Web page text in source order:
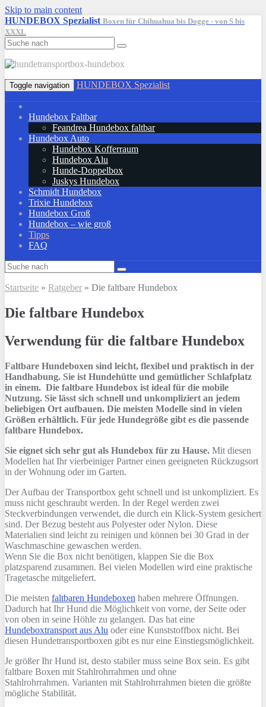
Skip to main content
HUNDEBOX Spezialist Boxen für Chihuahua bis Dogge - von S bis
XXXL
Toggle navigation HUNDEBOX Spezialist
Hundebox Faltbar
Feandrea Hundebox faltbar
Hundebox Auto
Hundebox Kofferraum
Hundebox Alu
Hunde-Doppelbox
Juskys Hundebox
Schmidt Hundebox
Trixie Hundebox
Hundebox Groß
Hundebox – wie groß
Tipps
FAQ
Startseite » Ratgeber » Die faltbare Hundebox
Die faltbare Hundebox
Verwendung für die faltbare Hundebox
Faltbare Hundeboxen sind leicht, flexibel und praktisch in der
Handhabung. Sie ist Hundehütte und gemütlicher Schlafplatz
in einem. Die faltbare Hundebox ist ideal für die mobile
Nutzung. Sie lässt sich schnell und unkompliziert an jedem
beliebigen Ort aufbauen. Die meisten Modelle sind in vielen
Größen erhältlich. Für jede Hundegröße gibt es die passende
faltbare Hundebox.
Sie eignet sich sehr gut als Hundebox für zu Hause. Mit diesen
Modellen hat Ihr vierbeiniger Partner einen geeigneten Rückzugsort
in der Wohnung oder im Garten.
Der Aufbau der Transportbox geht schnell und ist unkompliziert. Es
muss nicht geschraubt werden. In der Regel werden zwei
Steckverbindungen verwendet, die durch ein Klick-System gesichert
sind. Der Bezug besteht aus Polyester oder Nylon. Diese
Materialien sind leicht zu reinigen und können bei 30 Grad in der
Waschmaschine gewaschen werden.
Wenn Sie die Box nicht benötigen, klappen Sie die Box
platzsparend zusammen. Bei vielen Modellen wird eine praktische
Tragetasche mitgeliefert.
Die meisten faltbaren Hundeboxen haben mehrere Öffnungen.
Dadurch hat Ihr Hund die Möglichkeit von vorne, der Seite oder
von oben in seine Höhle zu gelangen. Das hat eine
Hundeboxtransport aus Alu oder eine Kunststoffbox nicht. Bei
diesen Hundetransportboxen gibt es nur eine Einstiegsmöglichkeit.
Je größer Ihr Hund ist, desto stabiler muss seine Box sein. Es gibt
faltbare Boxen mit Stahlrohrrahmen und ohne
Stahlrohrrahmen. Varianten mit Stahlrohrrahmen bieten die größte
mögliche Stabilität.